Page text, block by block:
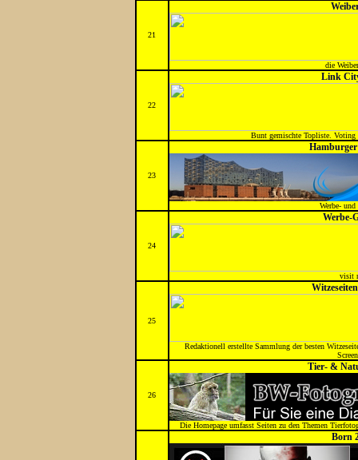
21
die
22
Link
Bunt gemischte Topliste.
23
Werbe-
24
Werbe-
visit
25
Redaktionell erstellte Sammlung der besten
26
Tier- &
Die Homepage umfasst Seiten zu den Themen
Born